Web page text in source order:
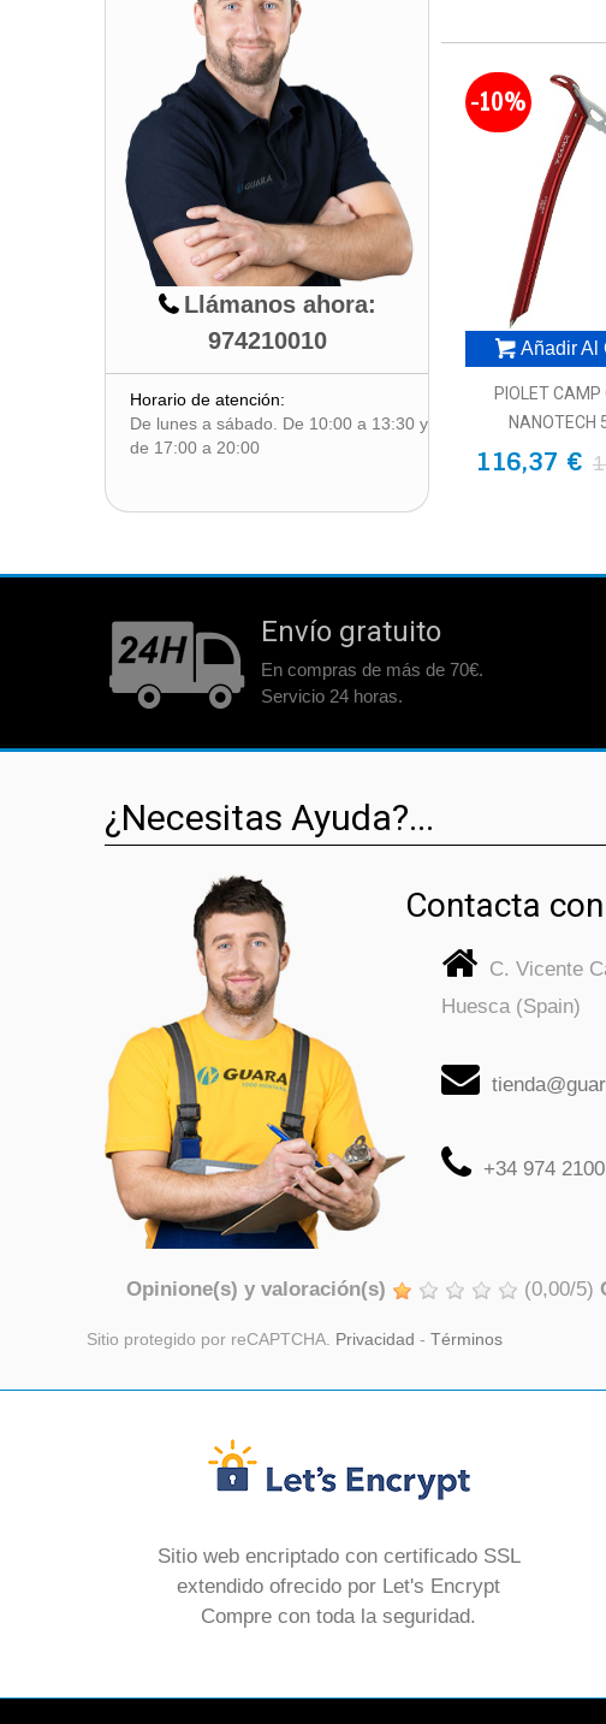
Llámanos ahora:
974210010
Horario de atención:
De lunes a sábado. De 10:00 a 13:30 y
de 17:00 a 20:00
-10%
Añadir Al
PIOLET CAMP
NANOTECH
116,37 €
Envío gratuito
En compras de más de 70€.
Servicio 24 horas.
¿Necesitas Ayuda?...
Contacta
C. Vicente
Huesca (Spain)
+34 974
Opinione(s) y valoración(s) (0,00/5)
Sitio protegido por reCAPTCHA. Privacidad - Términos
Sitio web encriptado con certificado SSL
extendido ofrecido por Let's Encrypt
Compre con toda la seguridad.